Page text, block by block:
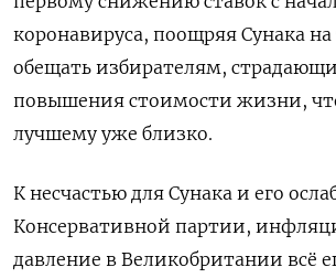
коронавируса, поощряя Сунака
обещать избирателям,
повышения стоимости жизни,
лучшему уже близко.
К несчастью для Сунака и его
Консервативной партии,
давление в Великобритании всё